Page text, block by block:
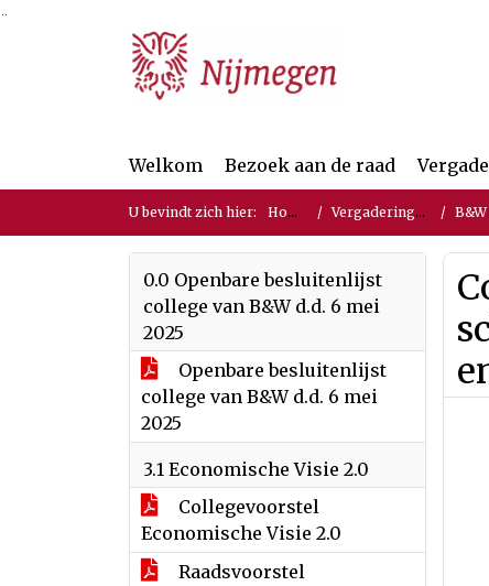
Ga naar de inhoud van deze pagina
Ga naar het zoeken
Ga naar het menu
Welkom Bezoek aan de raad
U bevindt zich hier: Home Vergaderingen
0.0 Openbare besluitenlijst
college van B&W d.d. 6 mei
2025
Openbare besluitenlijst
college van B&W d.d. 6 mei
2025
3.1 Economische Visie 2.0
Collegevoorstel
Economische Visie 2.0
Raadsvoorstel